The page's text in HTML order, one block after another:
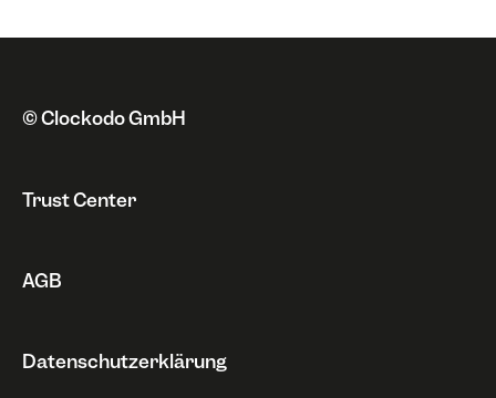
Rechnungen
Sonstiges
© Clockodo GmbH
Trust Center
AGB
Datenschutzerklärung